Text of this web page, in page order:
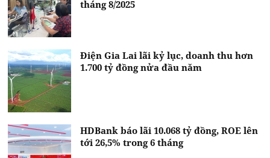
tháng 8/2025
Điện Gia Lai lãi kỷ lục, doanh thu hơn
1.700 tỷ đồng nửa đầu năm
HDBank báo lãi 10.068 tỷ đồng, ROE lên
tới 26,5% trong 6 tháng